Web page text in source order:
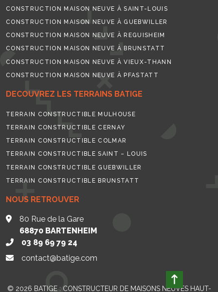
NOUS RETROUVER
80 Rue de la Gare
68870 BARTENHEIM
03 89 69 79 24
contact@batige.com
CONSTRUCTION MAISON NEUVE À SAINT-LOUIS
CONSTRUCTION MAISON NEUVE À GUEBWILLER
CONSTRUCTION MAISON NEUVE À REGUISHEIM
CONSTRUCTION MAISON NEUVE À BRUNSTATT
CONSTRUCTION MAISON NEUVE À VIEUX-THANN
CONSTRUCTION MAISON NEUVE À PFASTATT
DECOUVREZ LES TERRAINS BATIGE
TERRAIN CONSTRUCTIBLE MULHOUSE
TERRAIN CONSTRUCTIBLE CERNAY
TERRAIN CONSTRUCTIBLE COLMAR
TERRAIN CONSTRUCTIBLE SAINT – LOUIS
TERRAIN CONSTRUCTIBLE GUEBWILLER
TERRAIN CONSTRUCTIBLE BRUNSTATT
© 2026 BATIGE : CONSTRUCTEUR DE MAISONS NEUVES HAUT-